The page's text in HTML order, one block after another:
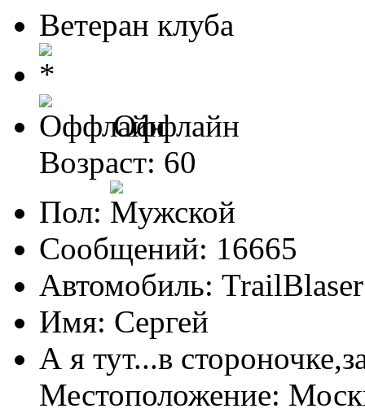
Ветеран клуба
Оффлайн
Возраст: 60
Пол:
Сообщений: 16665
Автомобиль:
Имя: Сергей
А я тут...в
Местоположение: